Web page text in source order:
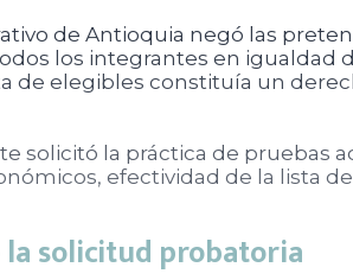
de Antioquia negó las
los integrantes en igualdad
de elegibles constituía un
solicitó la práctica de pruebas
efectividad de la lista
la solicitud probatoria